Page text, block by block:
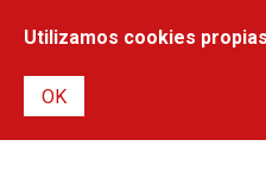
Utilizamos cookies